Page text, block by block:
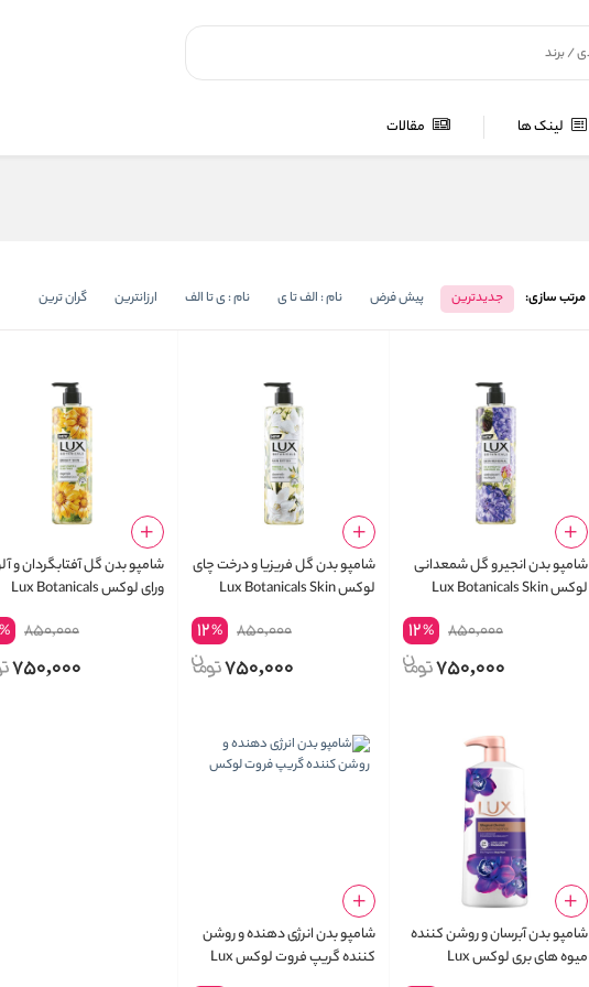
لینک ها مقالات
مرتب سازی: جدیدترین پیش فرض نام : الف تا ی نام : ی تا الف ارزانترین گران ترین
شامپو بدن انجیر و گل شمعدانی
لوکس Lux Botanicals Skin
Geranium Oil Body Wash
850,000
12%
750,000
شامپو بدن گل فریزیا و درخت چای
لوکس Lux Botanicals Skin
Detox Freesia and Tea Tree
Oil Body Wash
850,000
12%
750,000
شامپو بدن گل آفتابگردان و
ورای لوکس Lux Botanicals
Bright Skin Sunflower and
Aloe Vera Body Wash
850,000
%
750,000
شامپو بدن آبرسان و روشن کننده
میوه های بری لوکس Lux
شامپو بدن انرژی دهنده و روشن
کننده گریپ فروت لوکس Lux